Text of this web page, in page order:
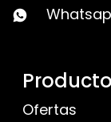
Producto
Ofertas